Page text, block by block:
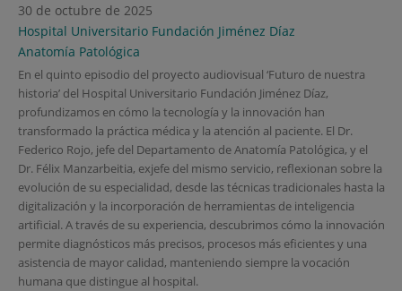
30 de octubre de 2025
Hospital Universitario Fundación Jiménez Díaz
Anatomía Patológica
En el quinto episodio del proyecto audiovisual ‘Futuro de nuestra
historia’ del Hospital Universitario Fundación Jiménez Díaz,
profundizamos en cómo la tecnología y la innovación han
transformado la práctica médica y la atención al paciente. El Dr.
Federico Rojo, jefe del Departamento de Anatomía Patológica, y el
Dr. Félix Manzarbeitia, exjefe del mismo servicio, reflexionan sobre la
evolución de su especialidad, desde las técnicas tradicionales hasta la
digitalización y la incorporación de herramientas de inteligencia
artificial. A través de su experiencia, descubrimos cómo la innovación
permite diagnósticos más precisos, procesos más eficientes y una
asistencia de mayor calidad, manteniendo siempre la vocación
humana que distingue al hospital.